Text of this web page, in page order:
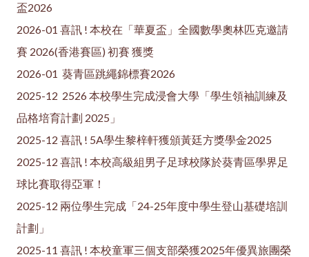
盃2026
2026-01 喜訊 ! 本校在「華夏盃」全國數學奧林匹克邀請
賽 2026(香港賽區) 初賽 獲獎
2026-01 葵青區跳繩錦標賽2026
2025-12 2526 本校學生完成浸會大學「學生領袖訓練及
品格培育計劃 2025」
2025-12 喜訊 ! 5A學生黎梓軒獲頒黃廷方獎學金2025
2025-12 喜訊 ! 本校高級組男子足球校隊於葵青區學界足
球比賽取得亞軍！
2025-12 兩位學生完成「24-25年度中學生登山基礎培訓
計劃」
2025-11 喜訊 ! 本校童軍三個支部榮獲2025年優異旅團榮